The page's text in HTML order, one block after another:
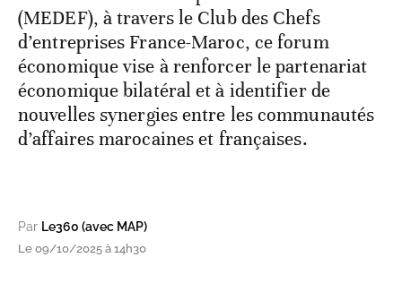
(MEDEF), à travers le Club des Chefs
d’entreprises France-Maroc, ce forum
économique vise à renforcer le partenariat
économique bilatéral et à identifier de
nouvelles synergies entre les communautés
d’affaires marocaines et françaises.
Par Le360 (avec MAP)
Le 09/10/2025 à 14h30